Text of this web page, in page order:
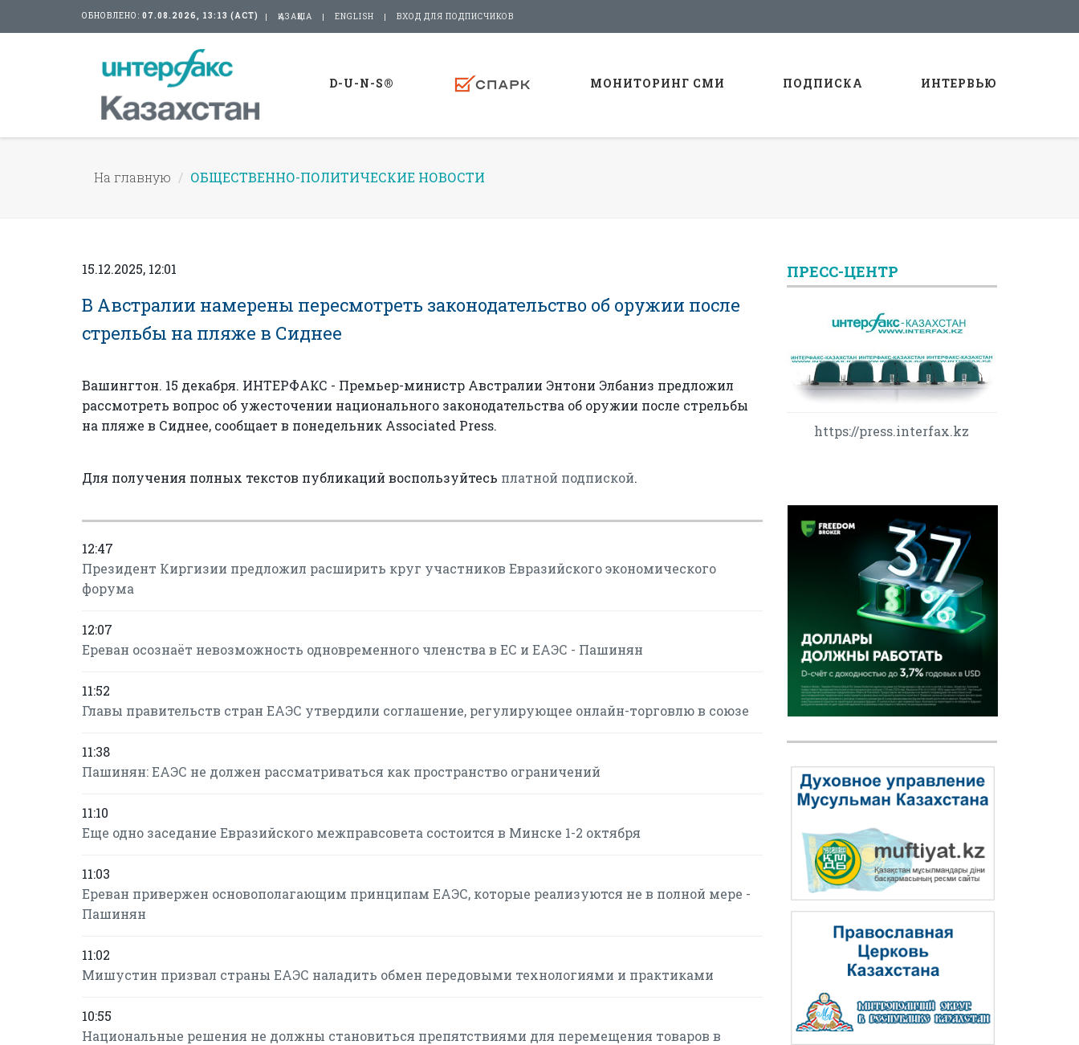
ОБНОВЛЕНО: 07.08.2026, 13:13 (АСТ) ҚАЗАҚША ENGLISH ВХОД ДЛЯ ПОДПИСЧИКОВ
D-U-N-S® МОНИТОРИНГ СМИ ПОДПИСКА ИНТЕРВЬЮ
На главную ОБЩЕСТВЕННО-ПОЛИТИЧЕСКИЕ НОВОСТИ
15.12.2025, 12:01
В Австралии намерены пересмотреть законодательство об оружии после
стрельбы на пляже в Сиднее
Вашингтон. 15 декабря. ИНТЕРФАКС - Премьер-министр Австралии Энтони Элбаниз предложил
рассмотреть вопрос об ужесточении национального законодательства об оружии после стрельбы
на пляже в Сиднее, сообщает в понедельник Associated Press.
Для получения полных текстов публикаций воспользуйтесь платной подпиской.
12:47
Президент Киргизии предложил расширить круг участников Евразийского экономического
форума
12:07
Ереван осознаёт невозможность одновременного членства в ЕС и ЕАЭС - Пашинян
11:52
Главы правительств стран ЕАЭС утвердили соглашение, регулирующее онлайн-торговлю в союзе
11:38
Пашинян: ЕАЭС не должен рассматриваться как пространство ограничений
11:10
Еще одно заседание Евразийского межправсовета состоится в Минске 1-2 октября
11:03
Ереван привержен основополагающим принципам ЕАЭС, которые реализуются не в полной мере -
Пашинян
11:02
Мишустин призвал страны ЕАЭС наладить обмен передовыми технологиями и практиками
10:55
Национальные решения не должны становиться препятствиями для перемещения товаров в
ПРЕСС-ЦЕНТР
https://press.interfax.kz